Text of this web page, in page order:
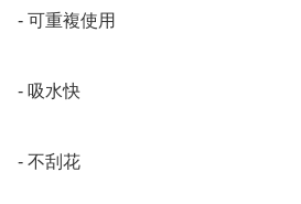
- 可重複使用
- 吸水快
- 不刮花